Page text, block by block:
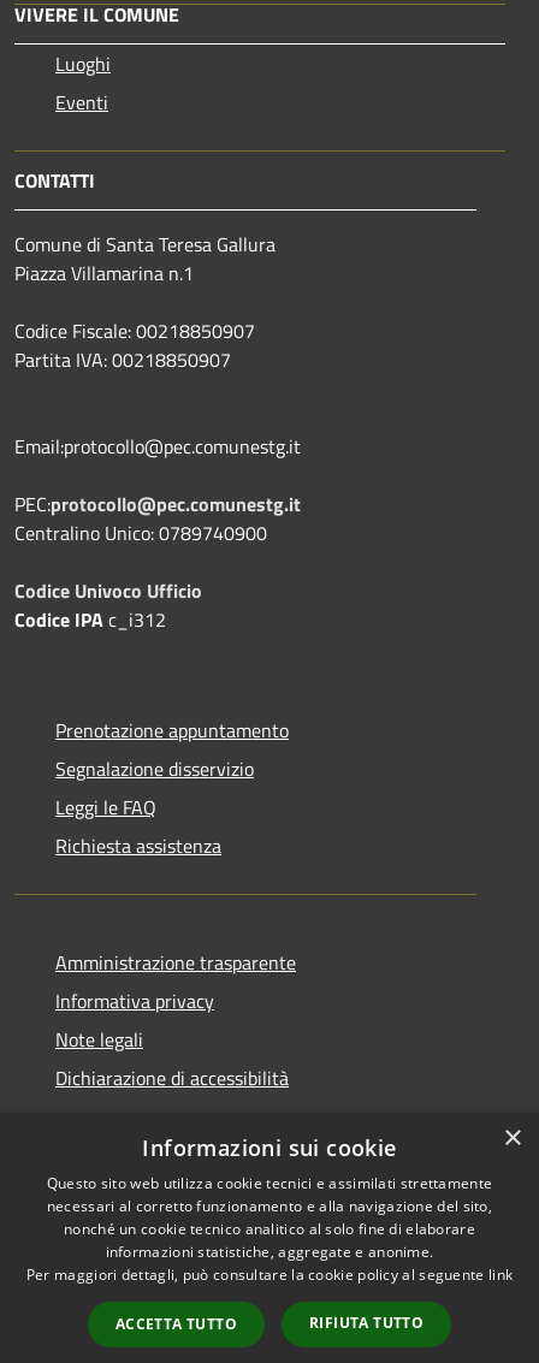
VIVERE IL COMUNE
Luoghi
Eventi
CONTATTI
Comune di Santa Teresa Gallura
Piazza Villamarina n.1
Codice Fiscale: 00218850907
Partita IVA: 00218850907
Email:protocollo@pec.comunestg.it
PEC:protocollo@pec.comunestg.it
Centralino Unico: 0789740900
Codice Univoco Ufficio
Codice IPAc_i312
Prenotazione appuntamento
Segnalazione disservizio
Leggi le FAQ
Richiesta assistenza
Amministrazione trasparente
Informativa privacy
Note legali
Dichiarazione di accessibilità
RSS
Accessibilità
Cookie
Mappa del sito
WebMail
Copyright © 2026 • Comune di
Santa Teresa Gallura •
Powered byMunicipium
Accesso redazione
×
Informazioni sui cookie
Questo sito web utilizza cookie tecnici e assimilati strettamente
necessari al corretto funzionamento e alla navigazione del sito,
nonché un cookie tecnico analitico al solo fine di elaborare
informazioni statistiche, aggregate e anonime.
Per maggiori dettagli, può consultare la cookie policy al seguente link
ACCETTA TUTTO RIFIUTA TUTTO